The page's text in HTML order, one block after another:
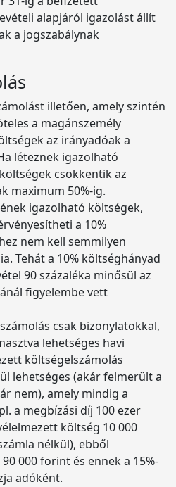
alapjáról igazolást állít
a jogszabálynak
illetően, amely szintén
a magánszemély
az irányadóak a
léteznek igazolható
csökkentik az
maximum 50%-ig.
igazolható költségek,
a 10%
nem kell semmilyen
Tehát a 10% költséghányad
90 százaléka minősül az
figyelembe vett
csak bizonylatokkal,
lehetséges havi
költségelszámolás
lehetséges (akár felmerült a
nem), amely mindig a
a megbízási díj 100 ezer
költség 10 000
nélkül), ebből
000 forint és ennek a 15%-
adóként.